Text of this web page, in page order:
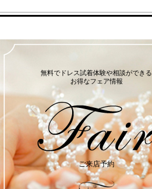
無料でドレス試着体験や相談ができる
お得なフェア情報
ご来店予約